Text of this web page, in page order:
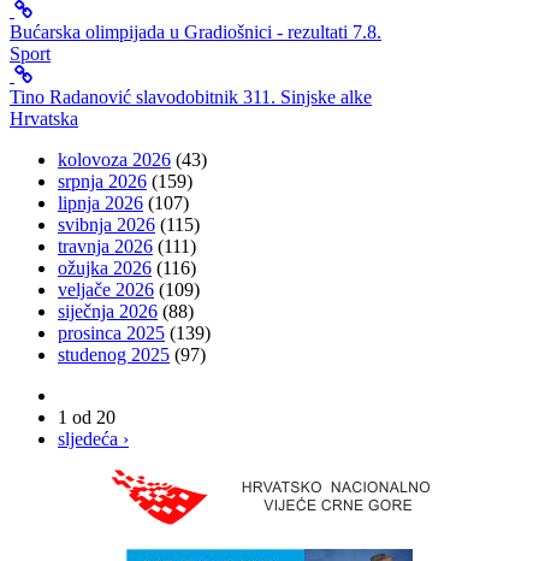
Bućarska olimpijada u Gradiošnici - rezultati 7.8.
Sport
Tino Radanović slavodobitnik 311. Sinjske alke
Hrvatska
kolovoza 2026 (43)
srpnja 2026 (159)
lipnja 2026 (107)
svibnja 2026 (115)
travnja 2026 (111)
ožujka 2026 (116)
veljače 2026 (109)
siječnja 2026 (88)
prosinca 2025 (139)
studenog 2025 (97)
1 od 20
sljedeća ›